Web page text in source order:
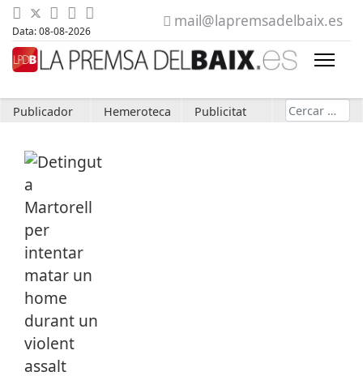
Data: 08-08-2026
mail@lapremsadelbaix.es
Publicador Hemeroteca Publicitat Cerca